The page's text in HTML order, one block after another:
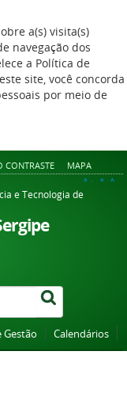
a(s) visita(s)
navegação dos
a Política de
site, você concorda
por meio de
CONTRASTE MAPA
A+ A A-
e Tecnologia de
Gestão Calendários